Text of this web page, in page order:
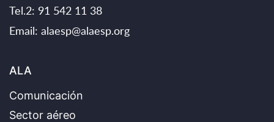
Tel.2: 91 542 11 38
Email: alaesp@alaesp.org
ALA
Comunicación
Sector aéreo